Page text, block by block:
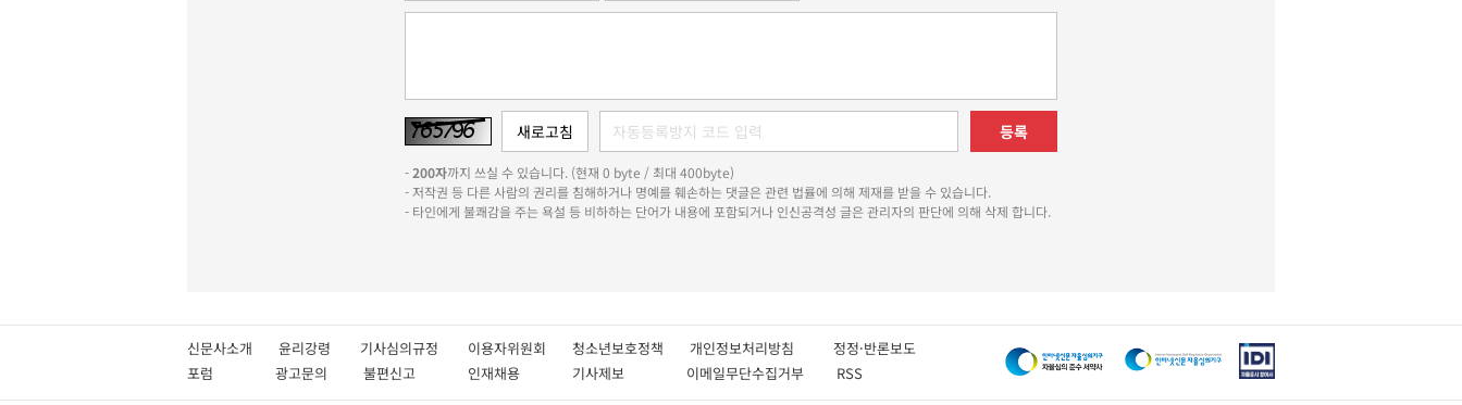
등록
-200자까지 쓰실 수 있습니다. (현재 0 byte / 최대 400byte)
- 저작권 등 다른 사람의 권리를 침해하거나 명예를 훼손하는 댓글은 관련 법률에 의해 제재를 받을 수 있습니다.
- 타인에게 불쾌감을 주는 욕설 등 비하하는 단어가 내용에 포함되거나 인신공격성 글은 관리자의 판단에 의해 삭제 합니다.
신문사소개 윤리강령 기사심의규정 이용자위원회 청소년보호정책 개인정보처리방침 정정·반론보도
포럼
광고문의 불편신고 인재채용 기사제보 이메일무단수집거부 RSS